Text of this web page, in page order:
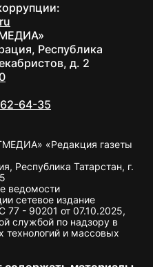
Республика
д. 2
64-35
«Редакция газеты
Республика Татарстан, г.
ведомости
сетевое издание
- 90201 от 07.10.2025,
службой по надзору в
и массовых